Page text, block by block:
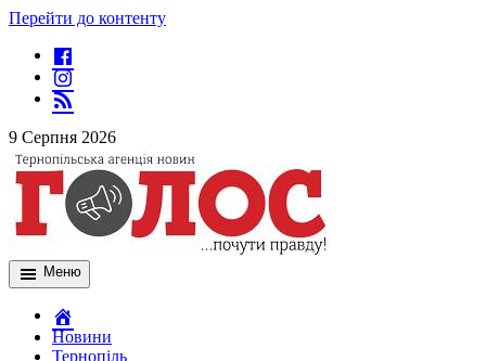
Перейти до контенту
9 Серпня 2026
Меню
Новини
Тернопіль